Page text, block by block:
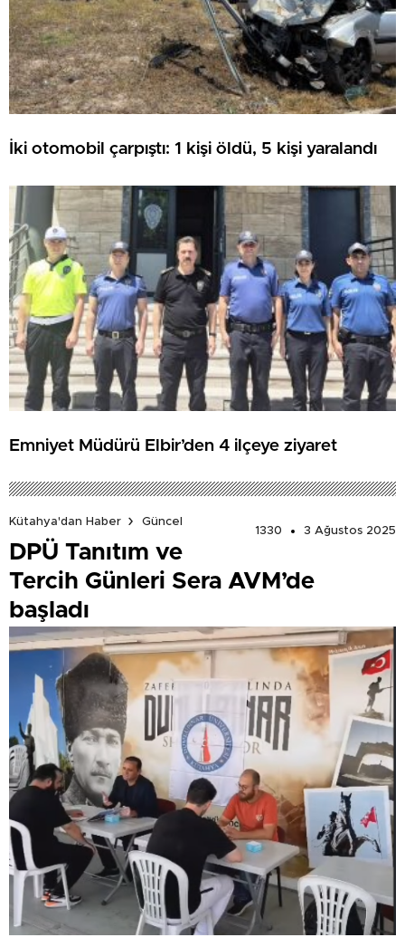
İki otomobil çarpıştı: 1 kişi öldü, 5 kişi yaralandı
Emniyet Müdürü Elbir’den 4 ilçeye ziyaret
Kütahya'dan Haber
Güncel
1330
3 Ağustos 2025
DPÜ Tanıtım ve
Tercih Günleri Sera AVM’de
başladı